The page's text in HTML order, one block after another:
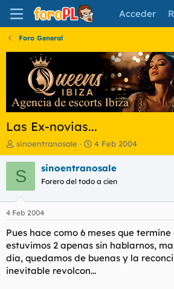
Acceder
Foro General
Las Ex-novias...
I
n
i
c
a
d
o
r
d
e
l
t
sinoentranosale
F
e
c
a
i
n
c
i
o
4 Feb 2004
S sinoentranosale
Forero del todo a cien
4 Feb 2004
Pues hace como 6 meses que
estuvimos 2 apenas sin hablarnos,
dia, quedamos de buenas y la
inevitable revolcon...